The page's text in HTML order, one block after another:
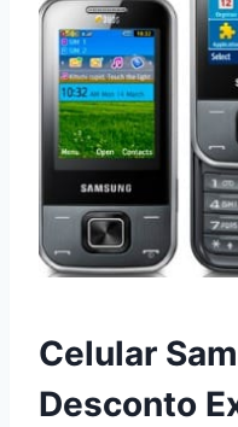
Celular
Desconto